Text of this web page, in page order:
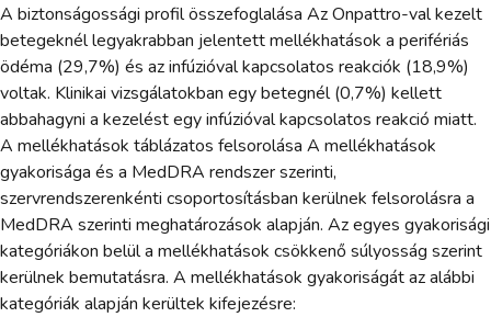
A biztonságossági profil összefoglalása Az Onpattro-val kezelt
betegeknél legyakrabban jelentett mellékhatások a perifériás
ödéma (29,7%) és az infúzióval kapcsolatos reakciók (18,9%)
voltak. Klinikai vizsgálatokban egy betegnél (0,7%) kellett
abbahagyni a kezelést egy infúzióval kapcsolatos reakció miatt.
A mellékhatások táblázatos felsorolása A mellékhatások
gyakorisága és a MedDRA rendszer szerinti,
szervrendszerenkénti csoportosításban kerülnek felsorolásra a
MedDRA szerinti meghatározások alapján. Az egyes gyakorisági
kategóriákon belül a mellékhatások csökkenő súlyosság szerint
kerülnek bemutatásra. A mellékhatások gyakoriságát az alábbi
kategóriák alapján kerültek kifejezésre: